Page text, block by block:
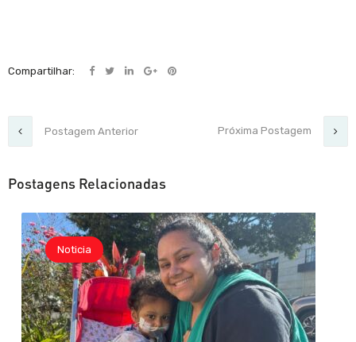
Compartilhar:
Postagem Anterior Próxima Postagem
Postagens Relacionadas
Noticia